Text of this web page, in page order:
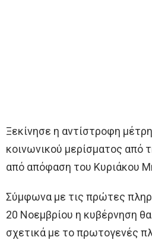
Ξεκίνησε η αντίστροφη
κοινωνικού μερίσματος από
από απόφαση του Κυριάκου
Σύμφωνα με τις πρώτες
20 Νοεμβρίου η κυβέρνηση
σχετικά με το πρωτογενές